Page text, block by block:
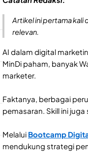
Artikel ini pertama
relevan.
AI dalam digital
MinDi paham, banyak
marketer.
Faktanya, berbagai
pemasaran. Skill ini
Melalui Bootcamp
mendukung strategi